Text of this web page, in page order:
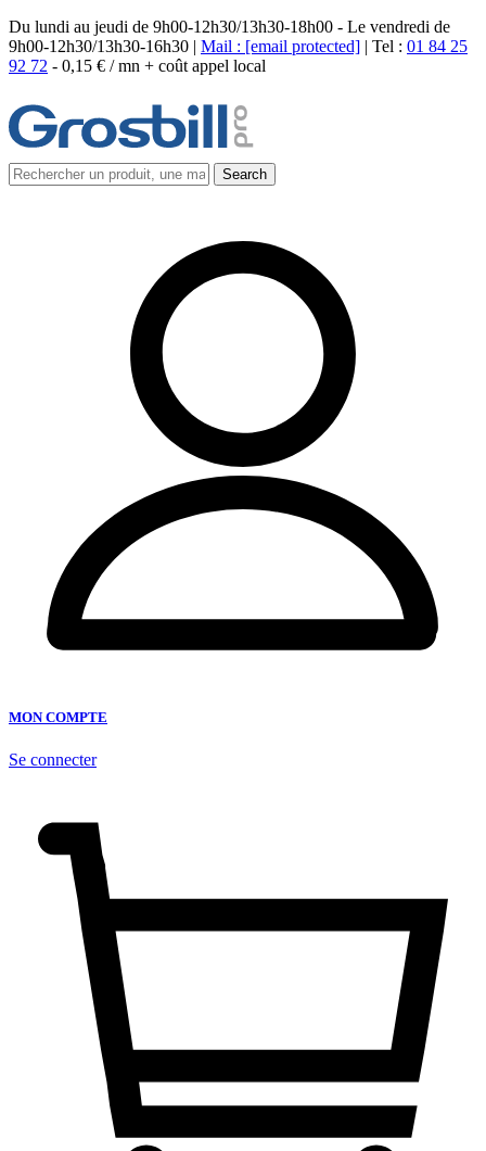
Du lundi au jeudi de 9h00-12h30/13h30-18h00 - Le vendredi de
9h00-12h30/13h30-16h30 | Mail : [email protected] | Tel : 01 84 25
92 72 - 0,15 € / mn + coût appel local
MON COMPTE
Se connecter